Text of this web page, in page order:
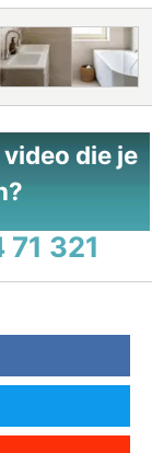
die je
321